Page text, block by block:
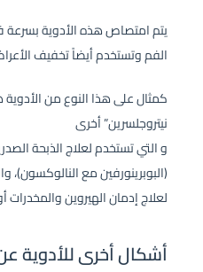
يتم امتصاص هذه الأدوية
الفم وتستخدم أيضاً تخفيف
كمثال على هذا النوع من
نيتروجلسرين” أخرى
و التي تستخدم لعلاج الذبحة
(البوبرينورفين مع النالوكسون)،
لعلاج إدمان الهيروين والمخدرات
أشكال أخرى للأدوية